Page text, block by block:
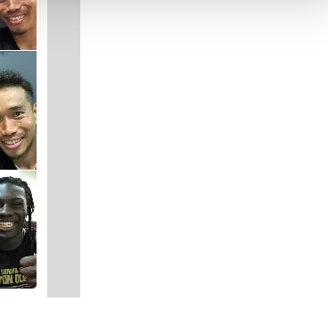
bilgi toplumu hizmetlerinin sunulması
ve kişiselleştirilmesi ve sizlere yönelik
dahilinde kullanılacaktır.
Çerezlere ilişkin detaylı bilgi için Ayarlar
Metnimizi okumak ve sitemizde ilgili